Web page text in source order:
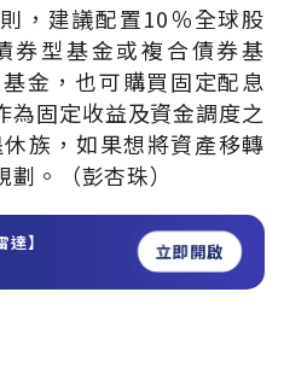
，建議配置10％全球股
券型基金或複合債券基
金，也可購買固定配息
為固定收益及資金調度之
族，如果想將資產移轉
。（彭杏珠）
】 立即開啟